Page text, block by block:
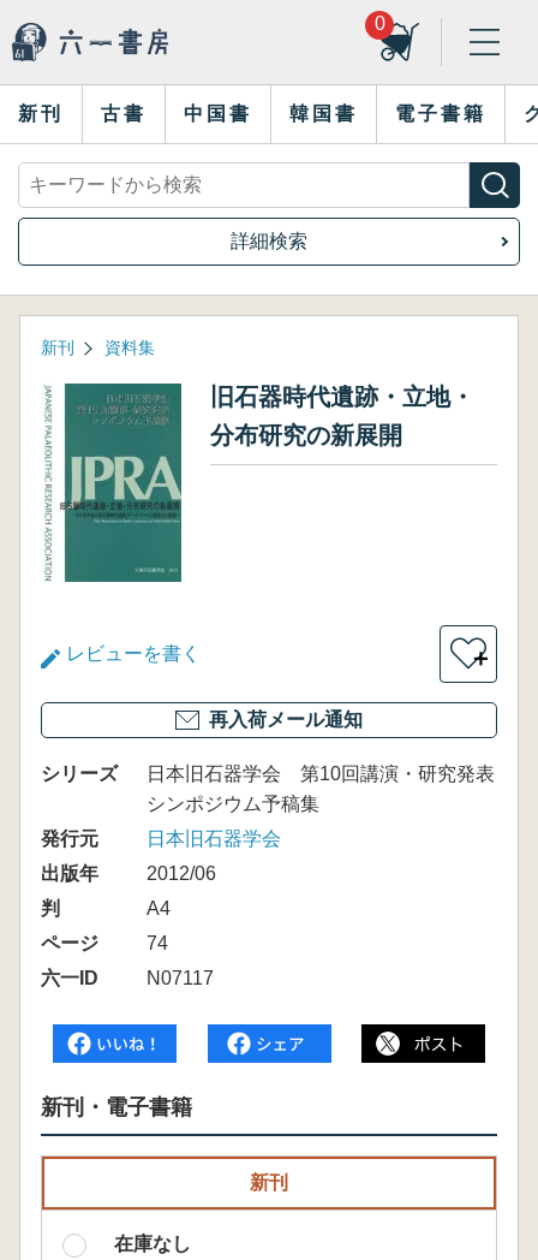
0
新刊 古書 中国書 韓国書 電子書籍
詳細検索
新刊 資料集
旧石器時代遺跡・立地・
分布研究の新展開
レビューを書く ＋
再入荷メール通知
シリーズ
日本旧石器学会 第10回講演・研究発表
シンポジウム予稿集
発行元
日本旧石器学会
出版年
2012/06
判
A4
ページ
74
六一ID
N07117
新刊・電子書籍
新刊
在庫なし